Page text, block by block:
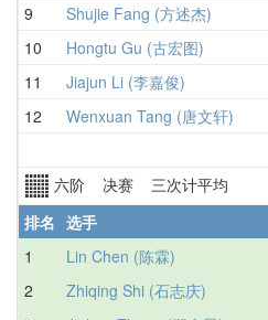
9
Shujie Fang (方述杰)
10
Hongtu Gu (古宏图)
11
Jiajun Li (李嘉俊)
12
Wenxuan Tang (唐文轩)
六阶 决赛 三次计平均
排名 选手
1
Lin Chen (陈霖)
2
Zhiqing Shi (石志庆)